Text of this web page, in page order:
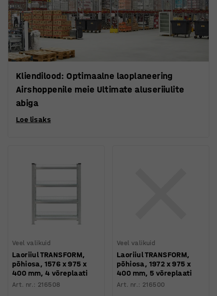
Kliendilood: Optimaalne laoplaneering
Airshoppenile meie Ultimate aluseriiulite
abiga
Loe lisaks
Veel valikuid
Laoriiul TRANSFORM,
põhiosa, 1576 x 975 x
400 mm, 4 võreplaati
Art. nr.: 216508
Veel valikuid
Laoriiul TRANSFORM,
põhiosa, 1972 x 975 x
400 mm, 5 võreplaati
Art. nr.: 216500